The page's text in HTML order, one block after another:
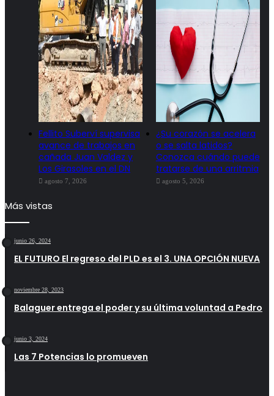
Fellito Suberví supervisa
avance de trabajos en
cañada Juan Valdez y
Los Girasoles en el DN
agosto 7, 2026
¿Su corazón se acelera
o se salta latidos?
Conozca cuándo puede
tratarse de una arritmia
agosto 5, 2026
Más vistas
junio 26, 2024
EL FUTURO El regreso del PLD es el 3. UNA OPCIÓN NUEVA
noviembre 28, 2023
Balaguer entrega el poder y su última voluntad a Pedro
junio 3, 2024
Las 7 Potencias lo promueven